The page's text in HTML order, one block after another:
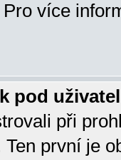
více
pod
při
první je